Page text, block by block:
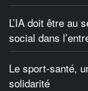
L’IA doit être au
social dans
Le sport-santé,
solidarité